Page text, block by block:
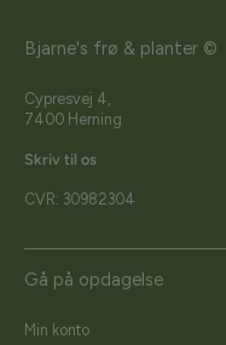
Bjarne's frø & planter ©
Cypresvej 4,
7400 Herning
Skriv til os
CVR: 30982304
Gå på opdagelse
Min konto